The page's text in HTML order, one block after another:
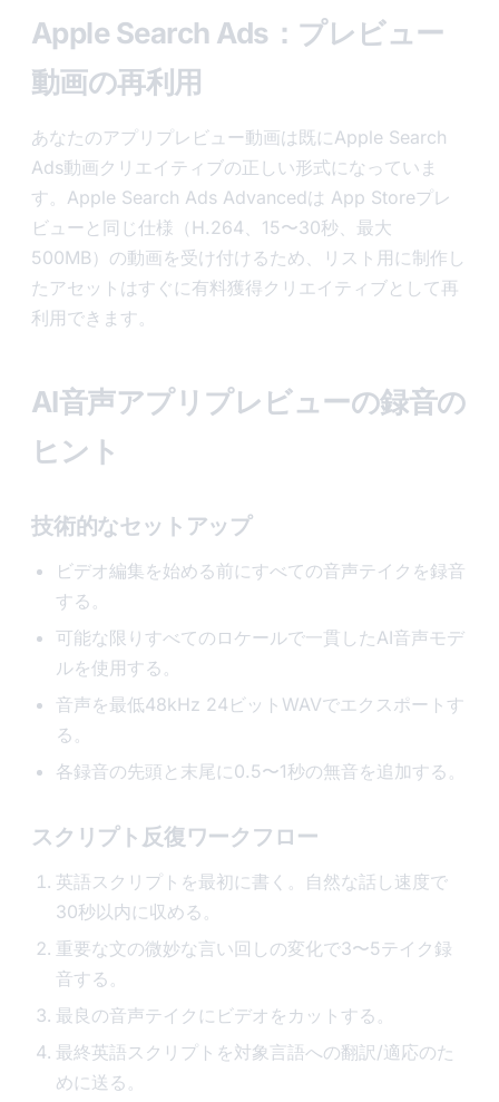
Apple Search Ads：プレビュー
動画の再利用
あなたのアプリプレビュー動画は既にApple Search
Ads動画クリエイティブの正しい形式になっていま
す。Apple Search Ads Advancedは App Storeプレ
ビューと同じ仕様（H.264、15〜30秒、最大
500MB）の動画を受け付けるため、リスト用に制作し
たアセットはすぐに有料獲得クリエイティブとして再
利用できます。
AI音声アプリプレビューの録音の
ヒント
技術的なセットアップ
ビデオ編集を始める前にすべての音声テイクを録音
する。
可能な限りすべてのロケールで一貫したAI音声モデ
ルを使用する。
音声を最低48kHz 24ビットWAVでエクスポートす
る。
各録音の先頭と末尾に0.5〜1秒の無音を追加する。
スクリプト反復ワークフロー
英語スクリプトを最初に書く。自然な話し速度で
30秒以内に収める。
重要な文の微妙な言い回しの変化で3〜5テイク録
音する。
最良の音声テイクにビデオをカットする。
最終英語スクリプトを対象言語への翻訳/適応のた
めに送る。